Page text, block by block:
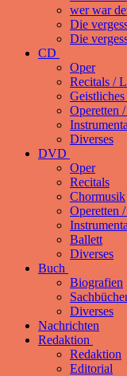
wer war
Die
Die
CD
Oper
Recitals /
Operetten
Diverses
DVD
Oper
Recitals
Chormusik
Operetten
Ballett
Diverses
Buch
Biografien
Diverses
Nachrichten
Redaktion
Redaktion
Editorial